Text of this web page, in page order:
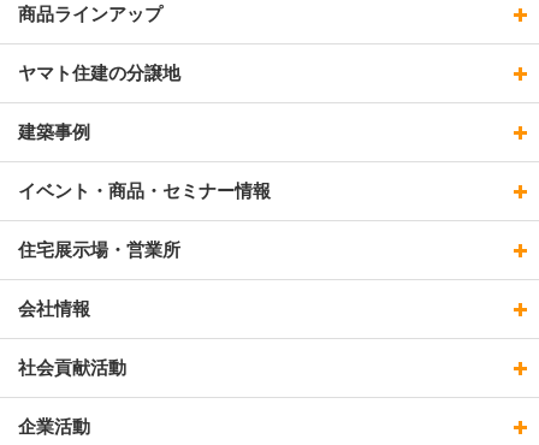
商品ラインアップ
ヤマト住建の分譲地
建築事例
イベント・商品・セミナー情報
住宅展示場・営業所
会社情報
社会貢献活動
企業活動